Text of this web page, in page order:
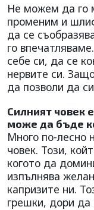
Не можем да го
променим и
да се
го
себе си, да се
нервите си.
да позволи да
Силният човек
може да бъде
Много по-лесно
човек. Този,
когото да
изпълнява
капризите ни.
грешки, дори да